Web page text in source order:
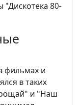
80-
фильмах и
в таких
и "Наш